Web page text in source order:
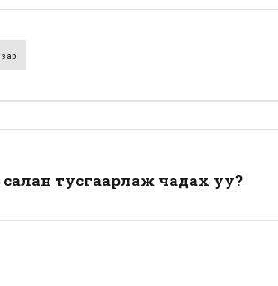
тусгаарлаж чадах уу?